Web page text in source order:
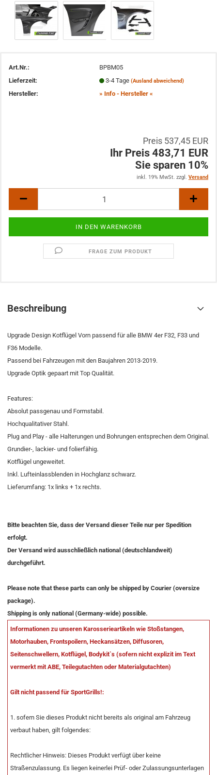
Art.Nr.:
BPBM05
Lieferzeit:
3-4 Tage (Ausland abweichend)
Hersteller: » Info - Hersteller «
Preis 537,45 EUR
Ihr Preis 483,71 EUR
Sie sparen 10%
inkl. 19% MwSt. zzgl. Versand
FRAGE ZUM PRODUKT
Beschreibung
Upgrade Design Kotflügel Vorn passend für alle BMW 4er F32, F33 und
F36 Modelle.
Passend bei Fahrzeugen mit den Baujahren 2013-2019.
Upgrade Optik gepaart mit Top Qualität.
Features:
Absolut passgenau und Formstabil.
Hochqualitativer Stahl.
Plug and Play - alle Halterungen und Bohrungen entsprechen dem Original.
Grundier-, lackier- und folierfähig.
Kotflügel ungeweitet.
Inkl. Lufteinlassblenden in Hochglanz schwarz.
Lieferumfang: 1x links + 1x rechts.
Bitte beachten Sie, dass der Versand dieser Teile nur per Spedition
erfolgt.
Der Versand wird ausschließlich national (deutschlandweit)
durchgeführt.
Please note that these parts can only be shipped by Courier (oversize
package).
Shipping is only national (Germany-wide) possible.
Informationen zu unseren Karosserieartikeln wie Stoßstangen,
Motorhauben, Frontspoilern, Heckansätzen, Diffusoren,
Seitenschwellern, Kotflügel, Bodykit`s (sofern nicht explizit im Text
vermerkt mit ABE, Teilegutachten oder Materialgutachten)
Gilt nicht passend für SportGrills!:
1. sofern Sie dieses Produkt nicht bereits als original am Fahrzeug
verbaut haben, gilt folgendes:
Rechtlicher Hinweis: Dieses Produkt verfügt über keine
Straßenzulassung. Es liegen keinerlei Prüf- oder Zulassungsunterlagen